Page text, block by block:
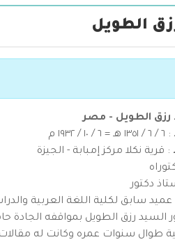
الطويل
رزق الطويل - مصر
: ٦ / ٦ / ١٣٥١ هـ = ٦ / ١٠ / ١٩٣٢ م
: قرية نكلا مركز إمبابة - الجيزة
دكتور
سابق لكلية اللغة العربية
السيد رزق الطويل بمواقفه
طوال سنوات عمره وكانت له